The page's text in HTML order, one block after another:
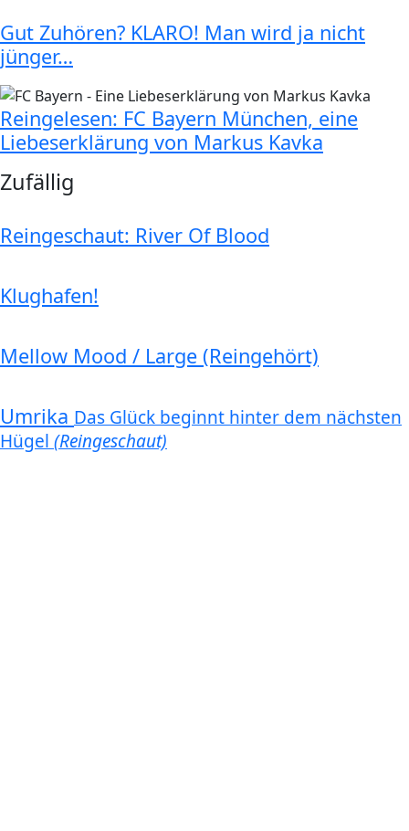
Gut Zuhören? KLARO! Man wird ja nicht
jünger…
Reingelesen: FC Bayern München, eine
Liebeserklärung von Markus Kavka
Zufällig
Reingeschaut: River Of Blood
Klughafen!
Mellow Mood / Large (Reingehört)
Umrika Das Glück beginnt hinter dem nächsten
Hügel (Reingeschaut)